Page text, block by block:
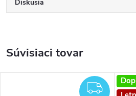
Diskusia
Súvisiaci tovar